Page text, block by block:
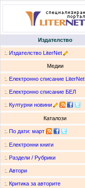
Издателство
:. Издателство LiterNet
Медии
:. Електронно списание LiterNet
:. Електронно списание БЕЛ
:. Културни новини
Каталози
:. По дати: март
:. Електронни книги
:. Раздели / Рубрики
:. Автори
:. Критика за авторите